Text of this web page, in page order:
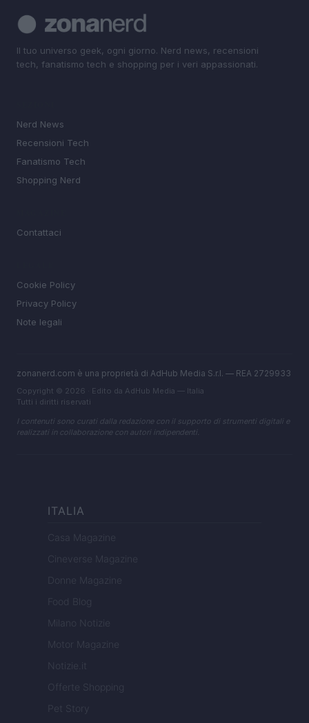
Il tuo universo geek, ogni giorno. Nerd news, recensioni
tech, fanatismo tech e shopping per i veri appassionati.
Nerd News
Recensioni Tech
Fanatismo Tech
Shopping Nerd
Contattaci
Cookie Policy
Privacy Policy
Note legali
zonanerd.com è una proprietà di AdHub Media S.r.l. — REA 2729933
Copyright © 2026 · Edito da AdHub Media — Italia
Tutti i diritti riservati
I contenuti sono curati dalla redazione con il supporto di strumenti digitali e
realizzati in collaborazione con autori indipendenti.
ITALIA
Casa Magazine
Cineverse Magazine
Donne Magazine
Food Blog
Milano Notizie
Motor Magazine
Notizie.it
Offerte Shopping
Pet Story